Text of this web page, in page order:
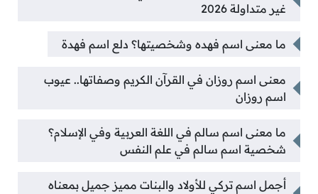
غير متداولة 2026
ما معنى اسم فهده وشخصيتها؟ دلع اسم فهدة
معنى اسم روزان في القرآن الكريم وصفاتها.. عيوب
اسم روزان
ما معنى اسم سالم في اللغة العربية وفي الإسلام؟
شخصية اسم سالم في علم النفس
أجمل اسم تركي للأولاد والبنات مميز جميل بمعناه